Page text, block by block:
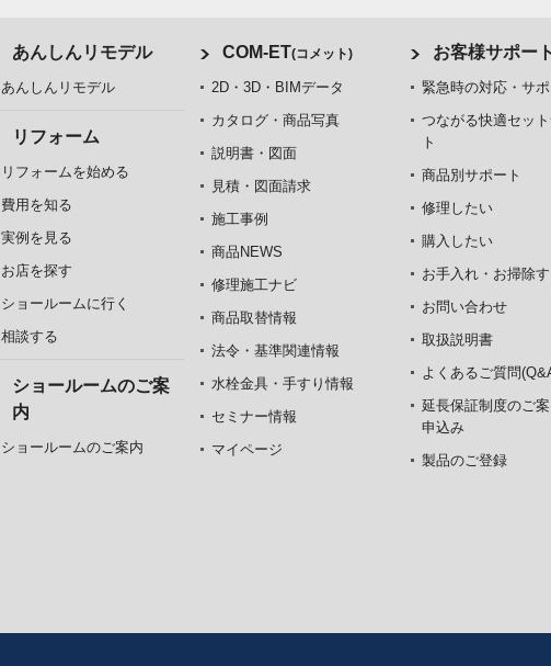
あんしんリモデル
あんしんリモデル
リフォーム
リフォームを始める
費用を知る
実例を見る
お店を探す
ショールームに行く
相談する
ショールームのご案
内
ショールームのご案内
COM-ET(コメット)
2D・3D・BIMデータ
カタログ・商品写真
説明書・図面
見積・図面請求
施工事例
商品NEWS
修理施工ナビ
商品取替情報
法令・基準関連情報
水栓金具・手すり情報
セミナー情報
マイページ
お客様サポー
緊急時の対応・サ
つながる快適セッ
ト
商品別サポート
修理したい
購入したい
お手入れ・お掃除
お問い合わせ
取扱説明書
よくあるご質問
延長保証制度のご
申込み
製品のご登録